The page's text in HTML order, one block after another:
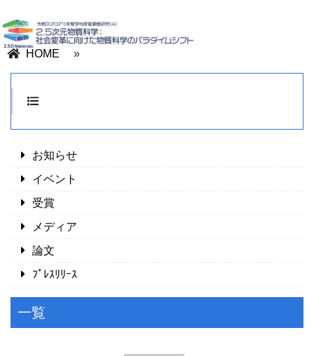
HOME »
お知らせ
イベント
受賞
メディア
論文
ﾌﾟﾚｽﾘﾘｰｽ
一覧